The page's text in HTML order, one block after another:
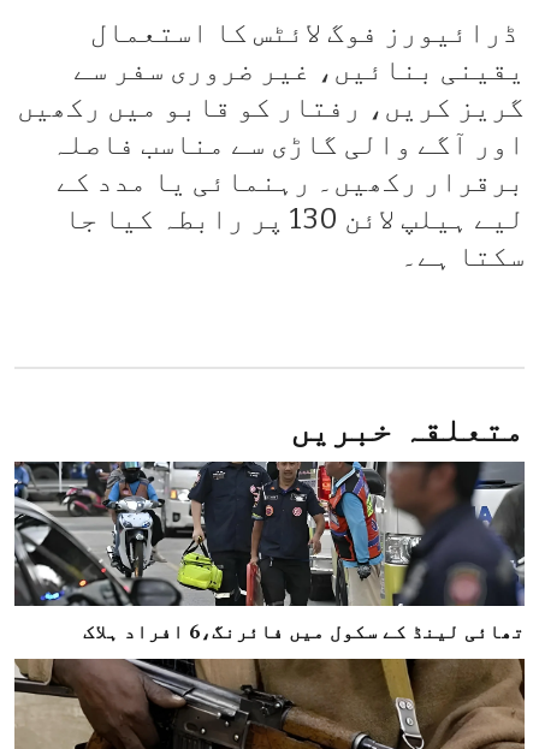
ڈرائیورز فوگ لائٹس کا استعمال
یقینی بنائیں، غیر ضروری سفر سے
گریز کریں، رفتار کو قابو میں رکھیں
اور آگے والی گاڑی سے مناسب فاصلہ
برقرار رکھیں۔ رہنمائی یا مدد کے
لیے ہیلپ لائن 130 پر رابطہ کیا جا
سکتا ہے۔
متعلقہ خبریں
تھائی لینڈ کے سکول میں فائرنگ،6 افراد ہلاک